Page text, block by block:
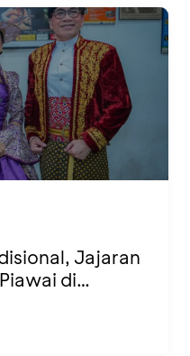
Jajaran
di